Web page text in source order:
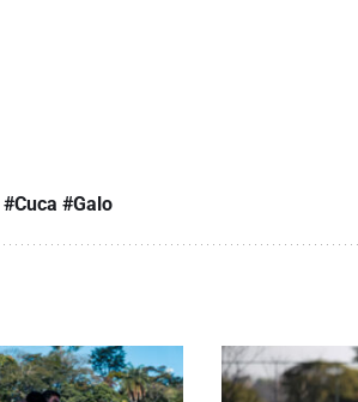
#Cuca #Galo